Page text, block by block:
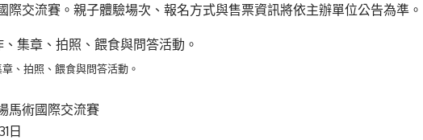
際交流賽。親子體驗場次、報名方式與售票資訊將依主辦單位公告為準。
、拍照、餵食與問答活動。
馬術國際交流賽
日